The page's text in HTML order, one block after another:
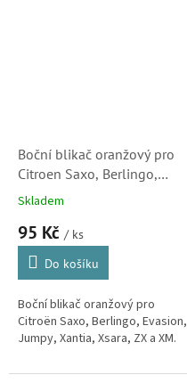
Boční blikač oranžový pro
Citroen Saxo, Berlingo,
Evasion, Jumpy, Xantia,
185161052)
Skladem
95 Kč / ks
Do košíku
Boční blikač oranžový pro
Citroën Saxo, Berlingo, Evasion,
Jumpy, Xantia, Xsara, ZX a XM.